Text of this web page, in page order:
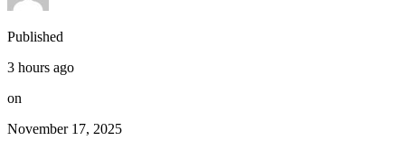
Published
3 hours ago
on
November 17, 2025